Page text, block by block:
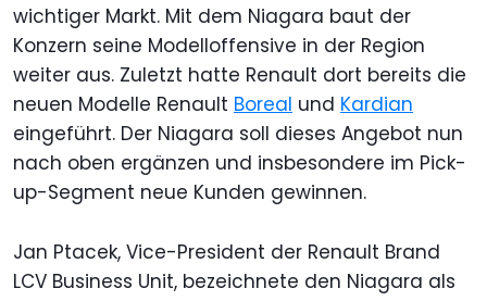
wichtiger Markt. Mit dem Niagara baut der
Konzern seine Modelloffensive in der Region
weiter aus. Zuletzt hatte Renault dort bereits die
neuen Modelle Renault Boreal und Kardian
eingeführt. Der Niagara soll dieses Angebot nun
nach oben ergänzen und insbesondere im Pick-
up-Segment neue Kunden gewinnen.
Jan Ptacek, Vice-President der Renault Brand
LCV Business Unit, bezeichnete den Niagara als